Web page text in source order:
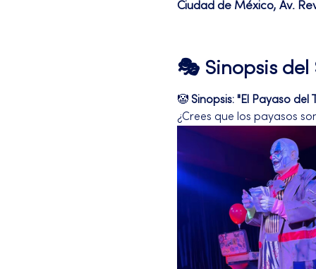
Ciudad de México, Av.
🎭 Sinopsis del
🤡 Sinopsis: "El Payaso del
¿Crees que los payasos